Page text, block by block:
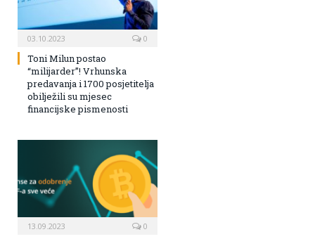
03.10.2023 0
Toni Milun postao
“milijarder”! Vrhunska
predavanja i 1700 posjetitelja
obilježili su mjesec
financijske pismenosti
13.09.2023 0